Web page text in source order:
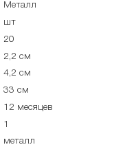
Металл
шт
20
2,2 см
4,2 см
33 см
12 месяцев
1
металл